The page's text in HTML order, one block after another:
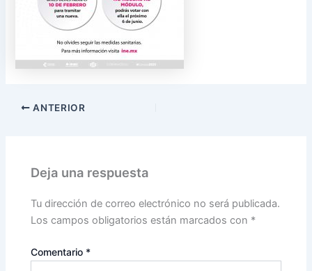
ANTERIOR
Deja una respuesta
Tu dirección de correo electrónico no será publicada.
Los campos obligatorios están marcados con *
Comentario *